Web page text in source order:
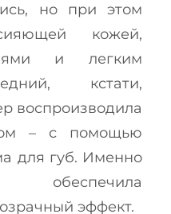
но при этом
кожей,
и легким
кстати,
воспроизводила
– с помощью
для губ. Именно
обеспечила
эффект.